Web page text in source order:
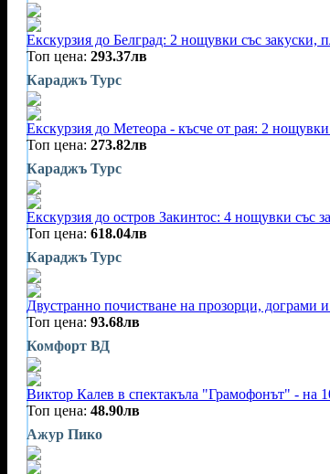
Екскурзия до Белград: 2 нощувки със
Топ цена: 293.37лв
Караджъ Турс
Екскурзия до Метеора - късче от рая: 2
Топ цена: 273.82лв
Караджъ Турс
Екскурзия до остров Закинтос: 4 нощувки със
Топ цена: 618.04лв
Караджъ Турс
Двустранно почистване на прозорци, дограми
Топ цена: 93.68лв
Комфорт ВД
Виктор Калев в спектакъла "Грамофонът" - на
Топ цена: 48.90лв
Ажур Пико